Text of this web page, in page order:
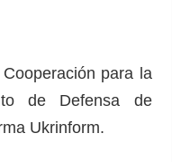
para la
de Defensa de
Ukrinform.